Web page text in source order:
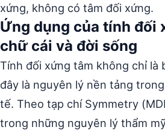
xứng, không có tâm đối xứng.
Ứng dụng của tính đối
chữ cái và đời sống
Tính đối xứng tâm không chỉ
đây là nguyên lý nền tảng
tế. Theo tạp chí Symmetry
trong những nguyên lý thẩm